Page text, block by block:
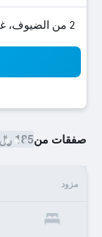
2 من الضيوف، غرفة واحدة
صفقات من185 ﷼
مزود